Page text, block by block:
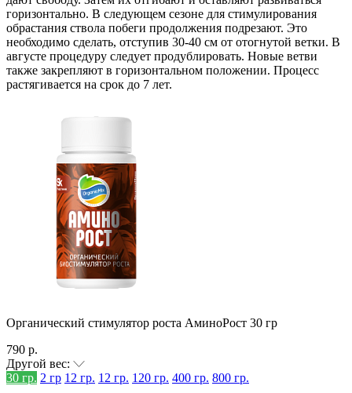
горизонтально. В следующем сезоне для стимулирования
обрастания ствола побеги продолжения подрезают. Это
необходимо сделать, отступив 30-40 см от отогнутой ветки. В
августе процедуру следует продублировать. Новые ветви
также закрепляют в горизонтальном положении. Процесс
растягивается на срок до 7 лет.
Органический стимулятор роста АминоРост 30 гр
790 р.
Другой вес:
30 гр. 2 гр 12 гр. 12 гр. 120 гр. 400 гр. 800 гр.